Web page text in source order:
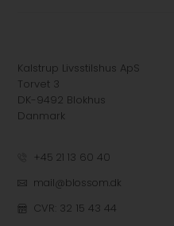
Kalstrup Livsstilshus ApS
Torvet 3
DK-9492 Blokhus
Danmark
+45 21 13 60 40
mail@blossom.dk
CVR: 32 15 43 44